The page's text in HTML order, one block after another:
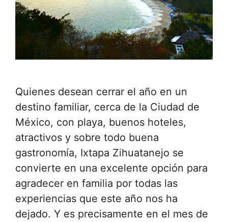
Quienes desean cerrar el año en un
destino familiar, cerca de la Ciudad de
México, con playa, buenos hoteles,
atractivos y sobre todo buena
gastronomía, Ixtapa Zihuatanejo se
convierte en una excelente opción para
agradecer en familia por todas las
experiencias que este año nos ha
dejado. Y es precisamente en el mes de